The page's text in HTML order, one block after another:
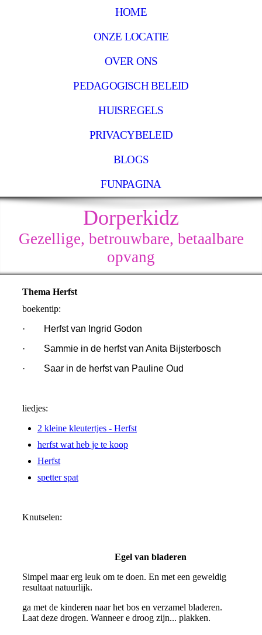
HOME
ONZE LOCATIE
OVER ONS
PEDAGOGISCH BELEID
HUISREGELS
PRIVACYBELEID
BLOGS
FUNPAGINA
Dorperkidz
Gezellige, betrouwbare, betaalbare
opvang
Thema Herfst
boekentip:
·
Herfst van Ingrid Godon
· Sammie in de herfst van Anita Bijsterbosch
· Saar in de herfst van Pauline Oud
liedjes:
2 kleine kleutertjes - Herfst
herfst wat heb je te koop
Herfst
spetter spat
Knutselen:
Egel van bladeren
Simpel maar erg leuk om te doen. En met een geweldig
resultaat natuurlijk.
ga met de kinderen naar het bos en verzamel bladeren.
Laat deze drogen. Wanneer e droog zijn... plakken.